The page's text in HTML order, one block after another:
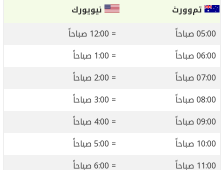
تم‌وورث
نيويورك
05:00 صباحاً
= 12:00 صباحاً
06:00 صباحاً
= 1:00 صباحاً
07:00 صباحاً
= 2:00 صباحاً
08:00 صباحاً
= 3:00 صباحاً
09:00 صباحاً
= 4:00 صباحاً
10:00 صباحاً
= 5:00 صباحاً
11:00 صباحاً
= 6:00 صباحاً